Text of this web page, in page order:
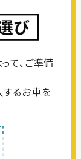
て、ご準備
るお車を